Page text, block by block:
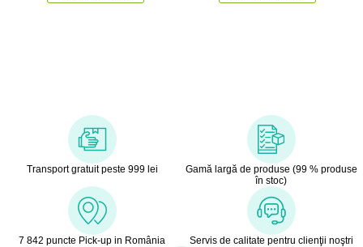
Transport gratuit peste 999 lei
Gamă largă de produse (99 % produse
în stoc)
7 842 puncte Pick-up in România Servis de calitate pentru clienţii noştri